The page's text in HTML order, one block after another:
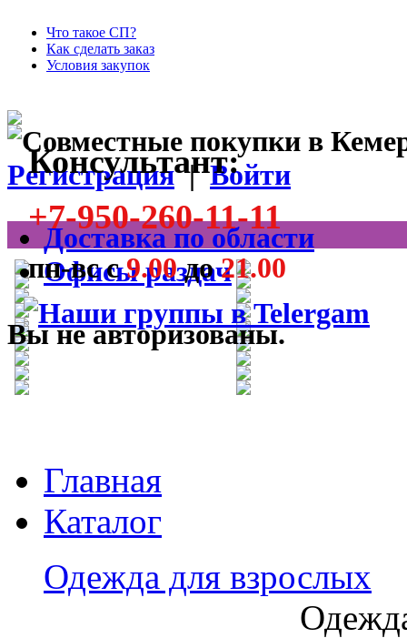
Что такое СП?
Как сделать заказ
Условия закупок
Консультант:
+7-950-260-11-11
пн-вс с9.00до21.00
Регистрация|Войти
Доставка по области
Офисы раздач
Вы не авторизованы.
Главная
Каталог
Одежда для взрослых